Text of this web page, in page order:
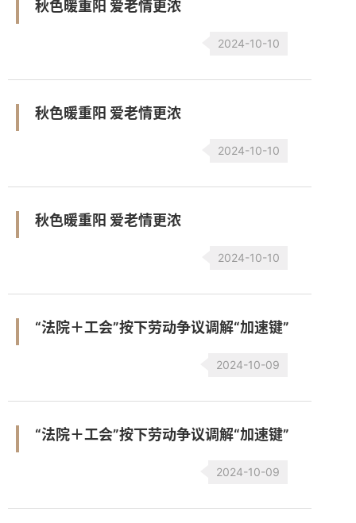
秋色暖重阳 爱老情更浓
2024-10-10
秋色暖重阳 爱老情更浓
2024-10-10
秋色暖重阳 爱老情更浓
2024-10-10
“法院＋工会”按下劳动争议调解“加速键”
2024-10-09
“法院＋工会”按下劳动争议调解“加速键”
2024-10-09